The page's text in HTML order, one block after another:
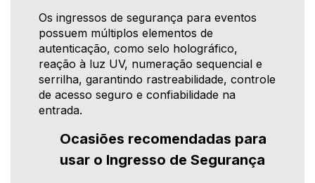
Os ingressos de segurança para eventos
possuem múltiplos elementos de
autenticação, como selo holográfico,
reação à luz UV, numeração sequencial e
serrilha, garantindo rastreabilidade, controle
de acesso seguro e confiabilidade na
entrada.
Ocasiões recomendadas para
usar o Ingresso de Segurança